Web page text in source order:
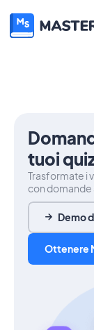
tuoi
Trasformate i
con domande
Demo
Ottenere